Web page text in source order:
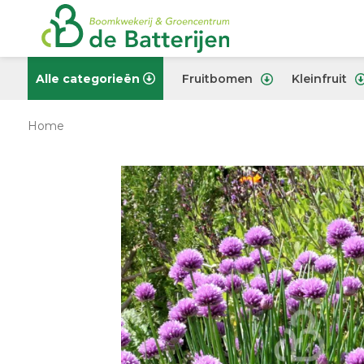
Alle categorieën Fruitbomen Kleinfruit
Home